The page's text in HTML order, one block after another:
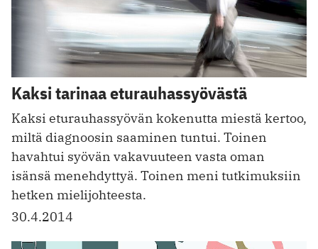
Kaksi tarinaa eturauhassyövästä
Kaksi eturauhassyövän kokenutta miestä kertoo,
miltä diagnoosin saaminen tuntui. Toinen
havahtui syövän vakavuuteen vasta oman
isänsä menehdyttyä. Toinen meni tutkimuksiin
hetken mielijohteesta.
30.4.2014